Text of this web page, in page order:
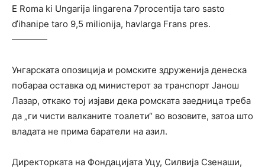
E Roma ki Ungarija lingarena 7procentija taro sasto
ďihanipe taro 9,5 milionija, havlarga Frans pres.
————
Унгарската опозиција и ромските здруженија денеска
побараа оставка од министерот за транспорт Јанош
Лазар, откако тој изјави дека ромската заедница треба
да „ги чисти валканите тоалети“ во возовите, затоа што
владата не прима баратели на азил.
Директорката на Фондацијата Уцу, Силвија Сзенаши,